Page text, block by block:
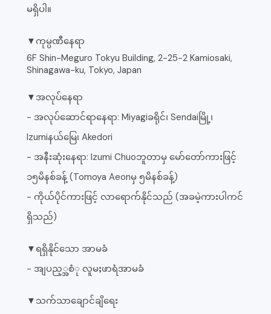
မရှိပါ။
▼ကုမ္ပဏီနေရာ
6F Shin-Meguro Tokyu Building, 2-25-2 Kamiosaki,
Shinagawa-ku, Tokyo, Japan
▼အလုပ်နေရာ
- အလုပ်ဆောင်ရာနေရာ: Miyagiခရိုင်၊ Sendaiမြို့၊
Izumiနယ်မြေ၊ Akedori
- အနီးဆုံးနေရာ: Izumi Chuoဘူတာမှ မော်တော်ကားဖြင့်
၁၅မိနစ်ခန့် (Tomoya Aeonမှ ၅မိနစ်ခန့်)
- ကိုယ်ပိုင်ကားဖြင့် လာရောက်နိုင်သည် (အခမဲ့ကားပါကင်
ရှိသည်)
▼ရရှိနိုင်သော အာမခံ
- အျပည့္အစံု လူမႈဖာရံအာမခံ
▼သက်သာချောင်ချိရေး